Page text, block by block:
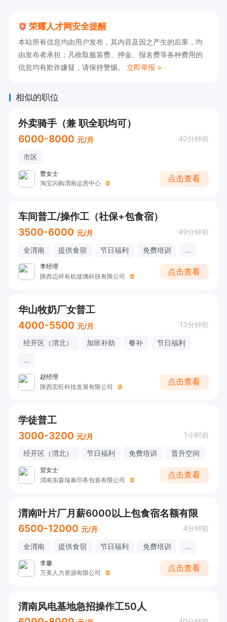
荣耀人才网安全提醒
本站所有信息均由用户发布，其内容及因之产生的后果，均
由发布者承担；凡收取服装费、押金、报名费等各种费用的
信息均有欺诈嫌疑，请保持警惕。 立即举报 >
相似的职位
外卖骑手（兼 职全职均可）
6000-8000 元/月 40分钟前
市区
曹女士
淘宝闪购渭南运营中心
点击查看
车间普工/操作工（社保+包食宿）
3500-6000 元/月 49分钟前
全渭南 提供食宿 节日福利 免费培训 ...
李经理
陕西迈祥有机玻璃科技有限公司
点击查看
华山牧奶厂女普工
4000-5500 元/月 13分钟前
经开区（渭北） 加班补助 餐补
节日福利
...
赵经理
陕西宏旺科技发展有限公司
点击查看
学徒普工
3000-3200 元/月 1小时前
经开区（渭北） 节日福利 免费培训 晋升空间
贺女士
渭南东森瑞秦印务包装有限公司
点击查看
渭南叶片厂月薪6000以上包食宿名额有限
6500-12000 元/月 4分钟前
全渭南 提供食宿 节日福利 免费培训 ...
李馨
万美人力资源有限公司
点击查看
渭南风电基地急招操作工50人